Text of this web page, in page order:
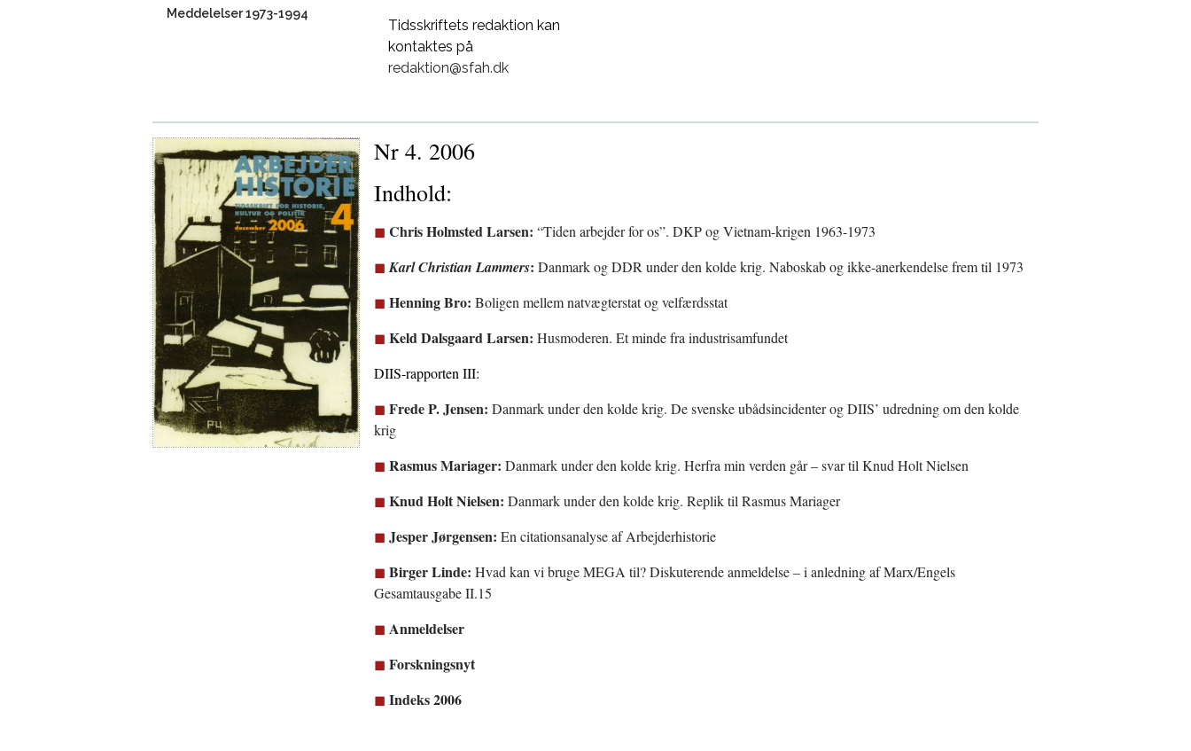
Meddelelser 1973-1994
Tidsskriftets redaktion kan
kontaktes på
redaktion@sfah.dk
Nr 4. 2006
Indhold:
Chris Holmsted Larsen: “Tiden arbejder for os”. DKP og Vietnam-krigen 1963-1973
Karl Christian Lammers: Danmark og DDR under den kolde krig. Naboskab og ikke-anerkendelse frem til 1973
Henning Bro: Boligen mellem natvægterstat og velfærdsstat
Keld Dalsgaard Larsen: Husmoderen. Et minde fra industrisamfundet
DIIS-rapporten III:
Frede P. Jensen: Danmark under den kolde krig. De svenske ubådsincidenter og DIIS’ udredning om den kolde
krig
Rasmus Mariager: Danmark under den kolde krig. Herfra min verden går – svar til Knud Holt Nielsen
Knud Holt Nielsen: Danmark under den kolde krig. Replik til Rasmus Mariager
Jesper Jørgensen: En citationsanalyse af Arbejderhistorie
Birger Linde: Hvad kan vi bruge MEGA til? Diskuterende anmeldelse – i anledning af Marx/Engels
Gesamtausgabe II.15
Anmeldelser
Forskningsnyt
Indeks 2006